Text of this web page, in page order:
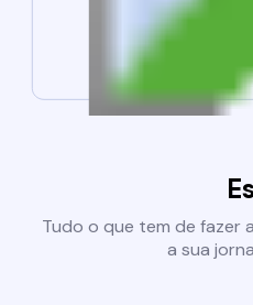
Tudo o que tem de fazer
a sua